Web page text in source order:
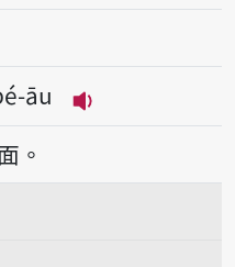
āu
播放音讀ah-
。